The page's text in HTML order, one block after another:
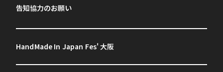
告知協力のお願い
HandMade In Japan Fes' 大阪